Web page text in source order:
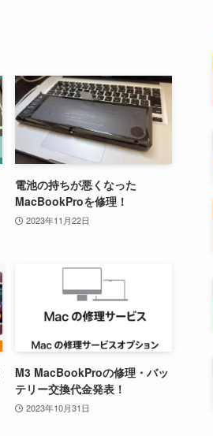
電池の持ちが悪くなった
MacBookProを修理！
2023年11月22日
M3 MacBookProの修理・バッ
テリー交換代金発表！
2023年10月31日